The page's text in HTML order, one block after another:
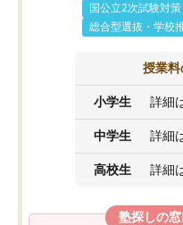
国公立2次試験対策
総合型選抜・学校
授業
小学生 詳細
中学生 詳細
高校生 詳細
塾探しの